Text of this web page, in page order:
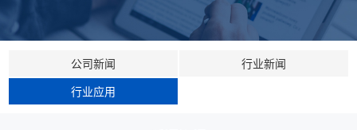
公司新闻 行业新闻
行业应用